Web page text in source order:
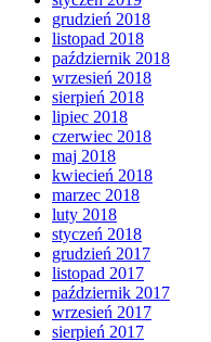
grudzień 2018
listopad 2018
październik 2018
wrzesień 2018
sierpień 2018
lipiec 2018
czerwiec 2018
maj 2018
kwiecień 2018
marzec 2018
luty 2018
styczeń 2018
grudzień 2017
listopad 2017
październik 2017
wrzesień 2017
sierpień 2017